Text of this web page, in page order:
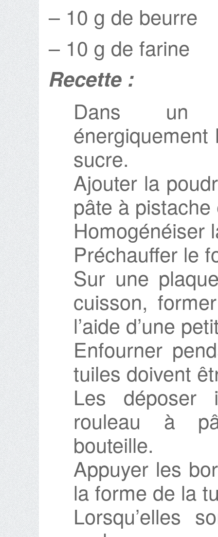
– 10 g de beurre
– 10 g de farine
Recette :
Dans un
énergiquement
sucre.
Ajouter la
pâte à
Homogénéiser
Préchauffer le
Sur une
cuisson,
l’aide d’une
Enfourner
tuiles doivent
Les déposer
rouleau à
bouteille.
Appuyer les
la forme de la
Lorsqu’elles